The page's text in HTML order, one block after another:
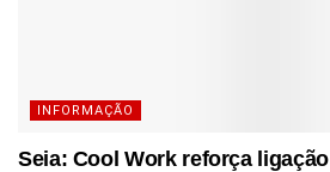
INFORMAÇÃO
Seia: Cool Work reforça